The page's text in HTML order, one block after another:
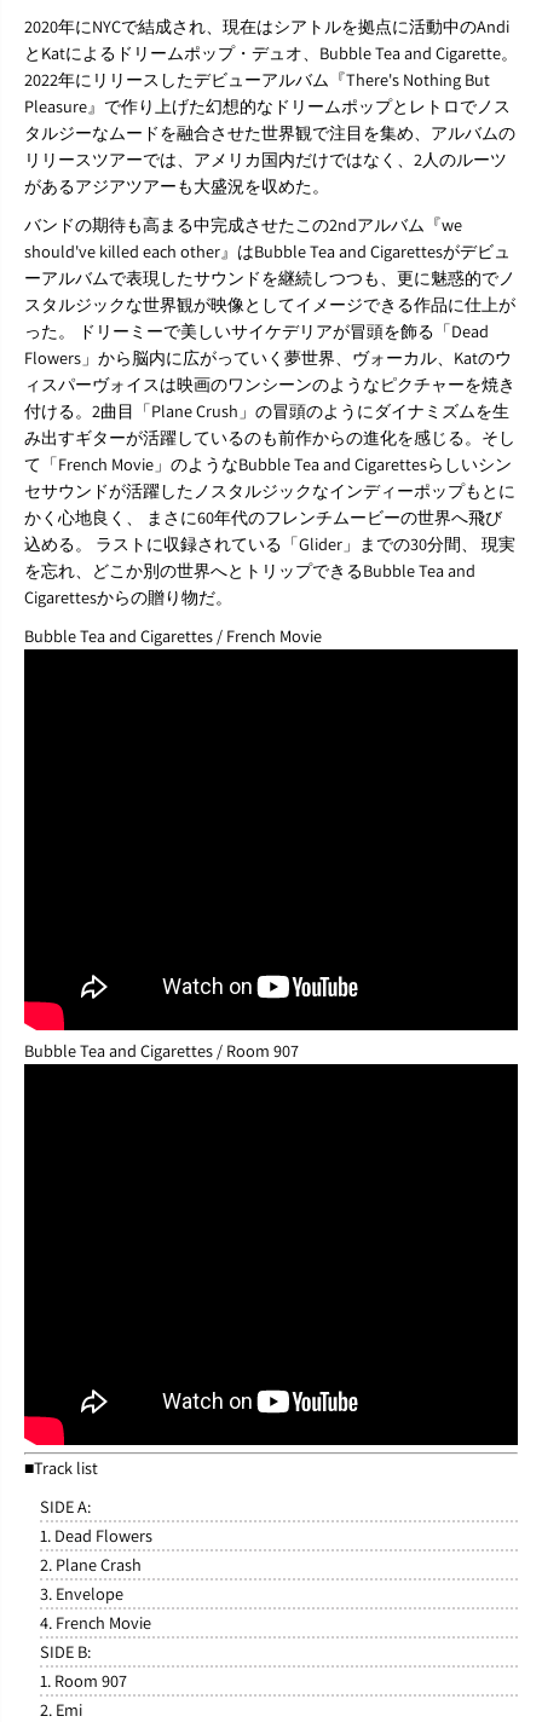
d
&
#
3
9
;
v
e
k
i
l
d
e
a
c
h
o
t
h
e
r
』
L
P
d
&
#
3
9
;
v
e
i
l
e
d
e
a
c
h
o
t
h
e
r
』
L
P
2020年にNYCで結成され、現在はシアトルを拠点に活動中のAndi
とKatによるドリームポップ・デュオ、Bubble Tea and Cigarette。
2022年にリリースしたデビューアルバム『There's Nothing But
Pleasure』で作り上げた幻想的なドリームポップとレトロでノス
タルジーなムードを融合させた世界観で注目を集め、アルバムの
リリースツアーでは、アメリカ国内だけではなく、2人のルーツ
があるアジアツアーも大盛況を収めた。
バンドの期待も高まる中完成させたこの2ndアルバム『we
should've killed each other』はBubble Tea and Cigarettesがデビュ
ーアルバムで表現したサウンドを継続しつつも、更に魅惑的でノ
スタルジックな世界観が映像としてイメージできる作品に仕上が
った。 ドリーミーで美しいサイケデリアが冒頭を飾る「Dead
Flowers」から脳内に広がっていく夢世界、ヴォーカル、Katのウ
ィスパーヴォイスは映画のワンシーンのようなピクチャーを焼き
付ける。2曲目「Plane Crush」の冒頭のようにダイナミズムを生
み出すギターが活躍しているのも前作からの進化を感じる。そし
て「French Movie」のようなBubble Tea and Cigarettesらしいシン
セサウンドが活躍したノスタルジックなインディーポップもとに
かく心地良く、 まさに60年代のフレンチムービーの世界へ飛び
込める。 ラストに収録されている「Glider」までの30分間、 現実
を忘れ、どこか別の世界へとトリップできるBubble Tea and
Cigarettesからの贈り物だ。
Bubble Tea and Cigarettes / French Movie
Bubble Tea and Cigarettes / Room 907
■Track list
SIDE A:
1. Dead Flowers
2. Plane Crash
3. Envelope
4. French Movie
SIDE B:
1. Room 907
2. Emi